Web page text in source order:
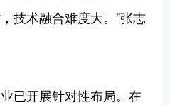
技术融合难度大。”张志
已开展针对性布局。在